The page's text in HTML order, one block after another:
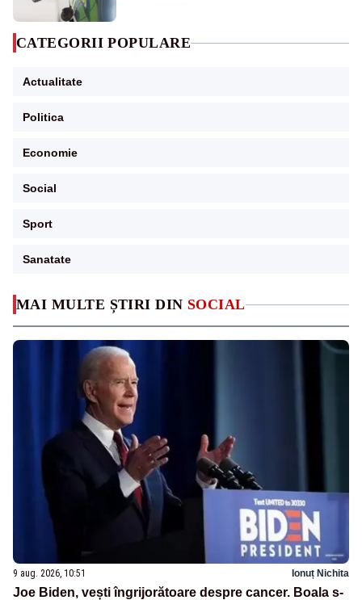
MAI MULTE ȘTIRI DIN SOCIAL
9 aug. 2026, 10:51 Ionuț Nichita
Joe Biden, vești îngrijorătoare despre cancer. Boala s-
CATEGORII POPULARE
Actualitate
Politica
Economie
Social
Sport
Sanatate